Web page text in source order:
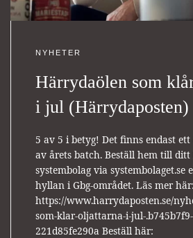
NYHETER
Härrydaölen som
i jul (Härrydaposten)
5 av 5 i betyg! Det finns endast
av årets batch. Beställ hem till ditt
systembolag via systembolaget.se
hyllan i Gbg-området. Läs mer här:
https://www.harrydaposten.se/
som-klar-oljattarna-i-jul-
221d85fe290a Beställ här: